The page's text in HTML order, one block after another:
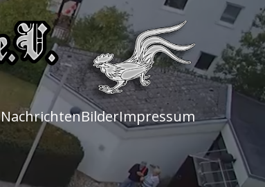
NachrichtenBilderImpressum